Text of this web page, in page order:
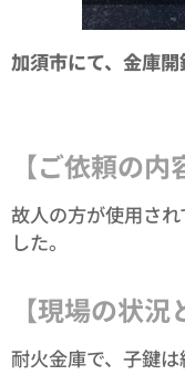
加須市にて、金庫
【ご依頼の内
故人の方が使用さ
した。
【現場の状況
耐火金庫で、子鍵は